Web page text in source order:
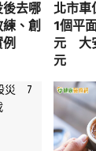
後去哪
、創
北市車
1個平
元 大
元